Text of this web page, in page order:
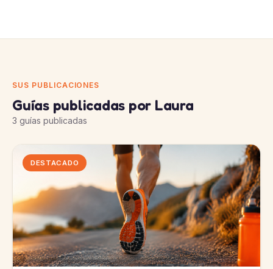
SUS PUBLICACIONES
Guías publicadas por Laura
3 guías publicadas
DESTACADO